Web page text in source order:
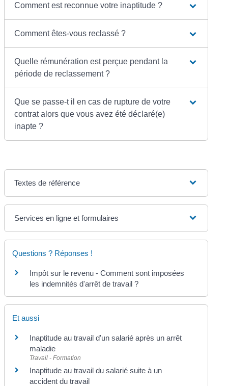
Comment est reconnue votre inaptitude ?
Comment êtes-vous reclassé ?
Quelle rémunération est perçue pendant la
période de reclassement ?
Que se passe-t il en cas de rupture de votre
contrat alors que vous avez été déclaré(e)
inapte ?
Textes de référence
Services en ligne et formulaires
Questions ? Réponses !
Impôt sur le revenu - Comment sont imposées
les indemnités d'arrêt de travail ?
Et aussi
Inaptitude au travail d'un salarié après un arrêt
maladie
Travail - Formation
Inaptitude au travail du salarié suite à un
accident du travail